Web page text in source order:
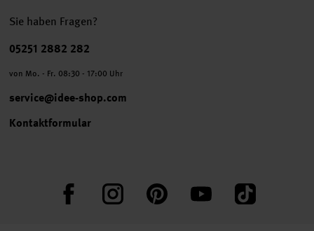
Sie haben Fragen?
Telefonnummer
05251 2882 282
von Mo. - Fr. 08:30 - 17:00 Uhr
service@idee-shop.com
Kontaktformular
FacebookInstagram PinterestYouTube TikTok